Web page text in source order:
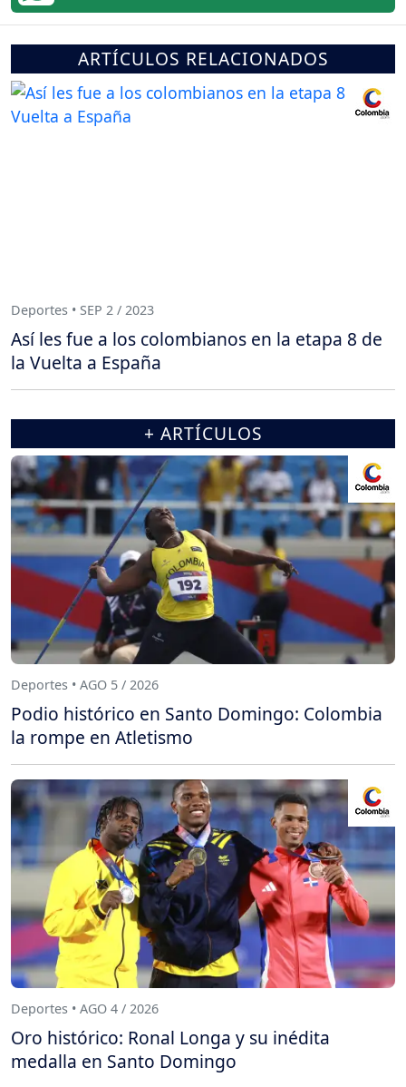
ARTÍCULOS RELACIONADOS
Deportes • SEP 2 / 2023
Así les fue a los colombianos en la etapa 8 de
la Vuelta a España
+ ARTÍCULOS
Deportes • AGO 5 / 2026
Podio histórico en Santo Domingo: Colombia
la rompe en Atletismo
Deportes • AGO 4 / 2026
Oro histórico: Ronal Longa y su inédita
medalla en Santo Domingo